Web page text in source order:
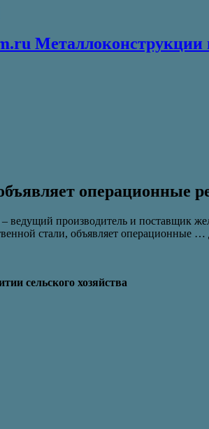
Металлоконструкции
операционные
ведущий производитель и поставщик
стали, объявляет операционные …
сельского хозяйства